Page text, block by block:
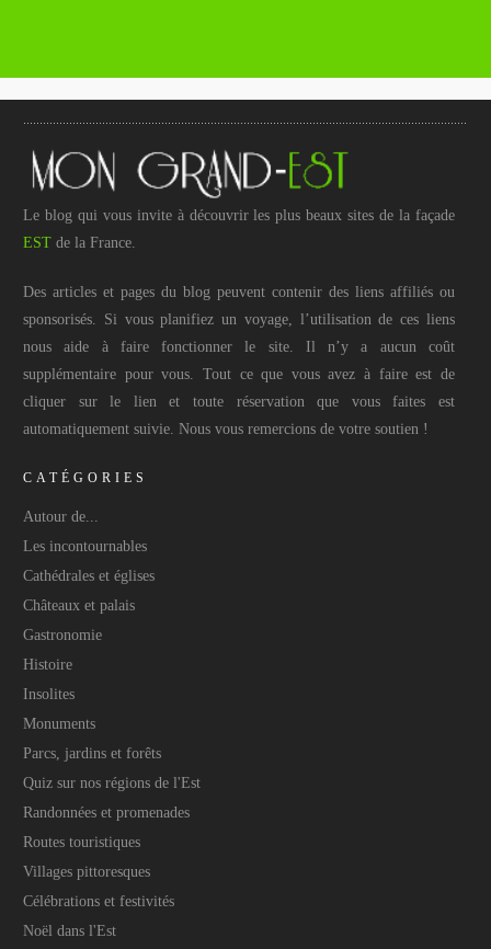
Le blog qui vous invite à découvrir les plus beaux sites de la façade
EST de la France.
Des articles et pages du blog peuvent contenir des liens affiliés ou
sponsorisés. Si vous planifiez un voyage, l’utilisation de ces liens
nous aide à faire fonctionner le site. Il n’y a aucun coût
supplémentaire pour vous. Tout ce que vous avez à faire est de
cliquer sur le lien et toute réservation que vous faites est
automatiquement suivie. Nous vous remercions de votre soutien !
CATÉGORIES
Autour de...
Les incontournables
Cathédrales et églises
Châteaux et palais
Gastronomie
Histoire
Insolites
Monuments
Parcs, jardins et forêts
Quiz sur nos régions de l'Est
Randonnées et promenades
Routes touristiques
Villages pittoresques
Célébrations et festivités
Noël dans l'Est